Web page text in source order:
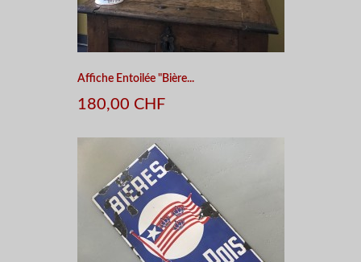
Affiche Entoilée "Bière...
180,00 CHF